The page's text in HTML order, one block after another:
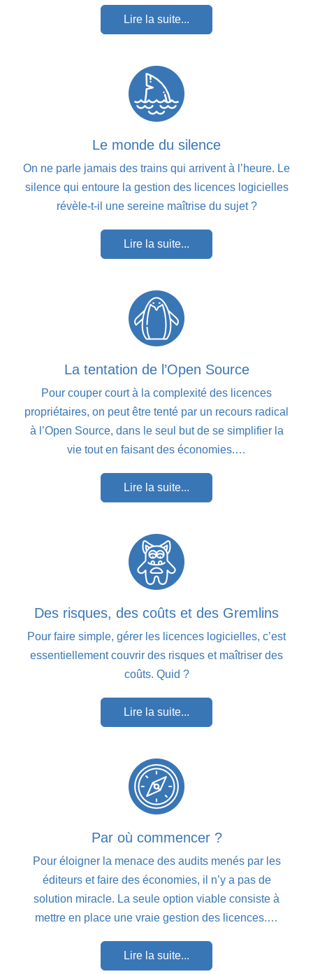
Lire la suite...
Le monde du silence
On ne parle jamais des trains qui arrivent à l’heure. Le
silence qui entoure la gestion des licences logicielles
révèle-t-il une sereine maîtrise du sujet ?
Lire la suite...
La tentation de l’Open Source
Pour couper court à la complexité des licences
propriétaires, on peut être tenté par un recours radical
à l’Open Source, dans le seul but de se simplifier la
vie tout en faisant des économies.…
Lire la suite...
Des risques, des coûts et des Gremlins
Pour faire simple, gérer les licences logicielles, c’est
essentiellement couvrir des risques et maîtriser des
coûts. Quid ?
Lire la suite...
Par où commencer ?
Pour éloigner la menace des audits menés par les
éditeurs et faire des économies, il n’y a pas de
solution miracle. La seule option viable consiste à
mettre en place une vraie gestion des licences.…
Lire la suite...